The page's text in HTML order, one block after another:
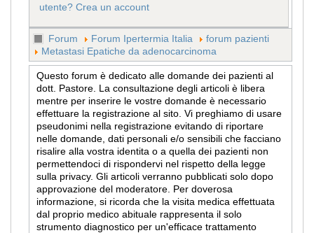
utente? Crea un account
Forum Forum Ipertermia Italia
forum pazienti
Metastasi Epatiche da adenocarcinoma
Questo forum è dedicato alle domande dei pazienti al
dott. Pastore. La consultazione degli articoli è libera
mentre per inserire le vostre domande è necessario
effettuare la registrazione al sito. Vi preghiamo di usare
pseudonimi nella registrazione evitando di riportare
nelle domande, dati personali e/o sensibili che facciano
risalire alla vostra identita o a quella dei pazienti non
permettendoci di rispondervi nel rispetto della legge
sulla privacy. Gli articoli verranno pubblicati solo dopo
approvazione del moderatore. Per doverosa
informazione, si ricorda che la visita medica effettuata
dal proprio medico abituale rappresenta il solo
strumento diagnostico per un'efficace trattamento